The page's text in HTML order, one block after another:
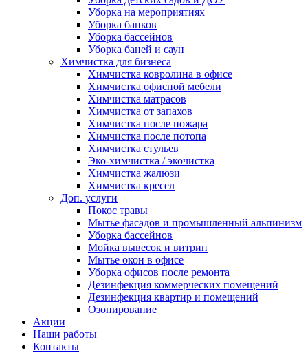
Уборка на мероприятиях
Уборка банков
Уборка бассейнов
Уборка баней и саун
Химчистка для бизнеса
Химчистка ковролина в офисе
Химчистка офисной мебели
Химчистка матрасов
Химчистка от запахов
Химчистка после пожара
Химчистка после потопа
Химчистка стульев
Эко-химчистка / экочистка
Химчистка жалюзи
Химчистка кресел
Доп. услуги
Покос травы
Мытье фасадов и промышленный альпинизм
Уборка бассейнов
Мойка вывесок и витрин
Мытье окон в офисе
Уборка офисов после ремонта
Дезинфекция коммерческих помещений
Дезинфекция квартир и помещений
Озонирование
Акции
Наши работы
Контакты